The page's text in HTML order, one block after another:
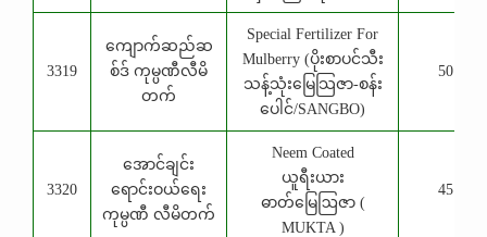
3319
ကျောက်ဆည်ဆ
စ်ဒ် ကုမ္ပဏီလီမိ
တက်
Special Fertilizer For
Mulberry (ပိုးစာပင်သီး
သန့်သုံးမြေသြဇာ-စန်း
ပေါင်/SANGBO)
50 Kg
3320
အောင်ချင်း
ရောင်းဝယ်ရေး
ကုမ္ပဏီ လီမိတက်
Neem Coated
ယူရီးယား
ဓာတ်မြေဩဇာ (
MUKTA )
45 Kg